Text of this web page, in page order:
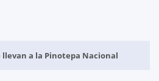
a la Pinotepa Nacional